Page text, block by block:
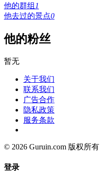
他的群组 1
他去过的景点0
他的粉丝
暂无
关于我们
联系我们
广告合作
隐私政策
服务条款
© 2026 Guruin.com 版权所有
登录